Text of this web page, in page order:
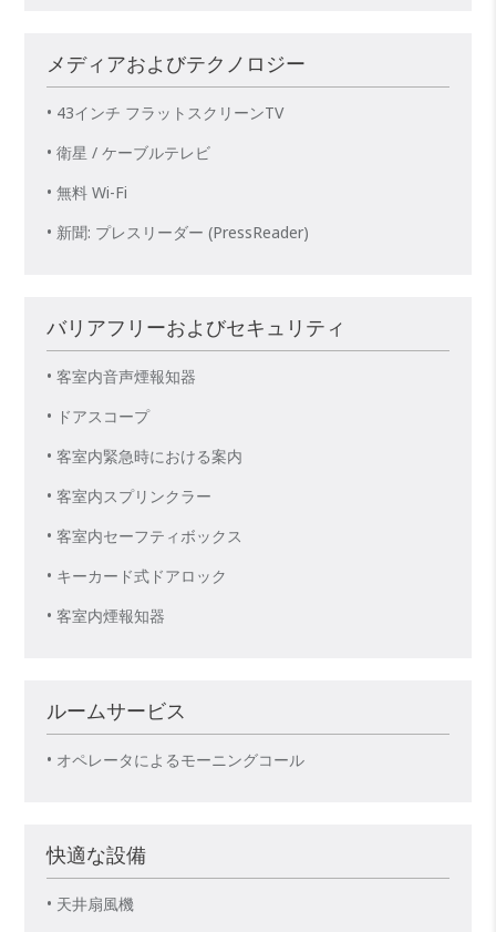
メディアおよびテクノロジー
• 43インチ フラットスクリーンTV
• 衛星 / ケーブルテレビ
• 無料 Wi-Fi
• 新聞: プレスリーダー (PressReader)
バリアフリーおよびセキュリティ
• 客室内音声煙報知器
• ドアスコープ
• 客室内緊急時における案内
• 客室内スプリンクラー
• 客室内セーフティボックス
• キーカード式ドアロック
• 客室内煙報知器
ルームサービス
• オペレータによるモーニングコール
快適な設備
• 天井扇風機